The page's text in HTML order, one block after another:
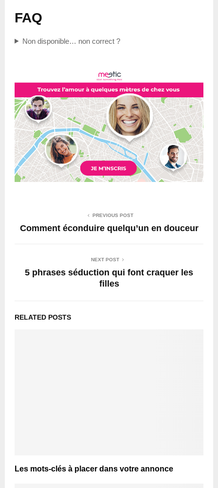
FAQ
Non disponible… non correct ?
PREVIOUS POST
Comment éconduire quelqu’un en douceur
NEXT POST
5 phrases séduction qui font craquer les
filles
RELATED POSTS
Les mots-clés à placer dans votre annonce